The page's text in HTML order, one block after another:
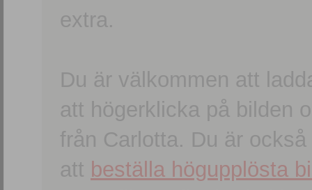
extra.
Du är välkommen att
att högerklicka på bilden
från Carlotta. Du är
att beställa högupplösta